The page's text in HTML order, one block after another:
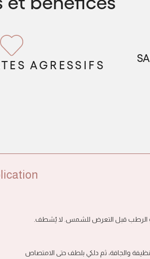
AGRESSIFS
الرطب قبل التعرض للشمس. لا يُشطف.
والجافة، ثم دلكي بلطف حتى الامتصاص